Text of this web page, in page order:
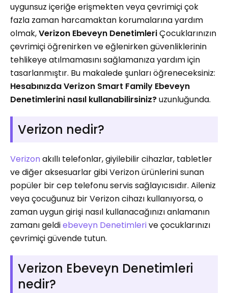
uygunsuz içeriğe erişmekten veya çevrimiçi çok
fazla zaman harcamaktan korumalarına yardım
olmak,Verizon Ebeveyn DenetimleriÇocuklarınızın
çevrimiçi öğrenirken ve eğlenirken güvenliklerinin
tehlikeye atılmamasını sağlamanıza yardım için
tasarlanmıştır. Bu makalede şunları öğreneceksiniz:
Hesabınızda Verizon Smart Family Ebeveyn
Denetimlerini nasıl kullanabilirsiniz?uzunluğunda.
Verizon nedir?
Verizon akıllı telefonlar, giyilebilir cihazlar, tabletler
ve diğer aksesuarlar gibi Verizon ürünlerini sunan
popüler bir cep telefonu servis sağlayıcısıdır. Aileniz
veya çocuğunuz bir Verizon cihazı kullanıyorsa, o
zaman uygun girişi nasıl kullanacağınızı anlamanın
zamanı geldiebeveyn Denetimlerive çocuklarınızı
çevrimiçi güvende tutun.
Verizon Ebeveyn Denetimleri
nedir?